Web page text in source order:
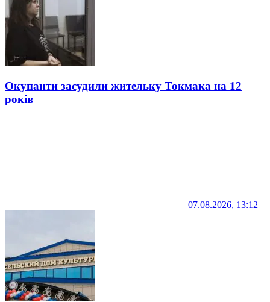
Окупанти засудили жительку Токмака на 12
років
07.08.2026, 13:12